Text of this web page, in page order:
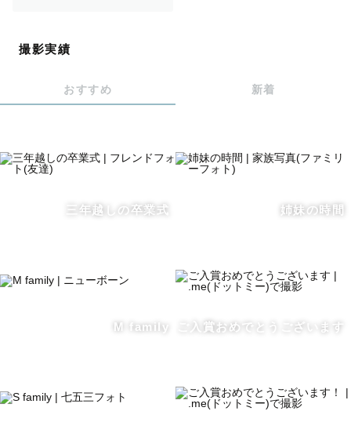
何気ない瞬間を捉えるのが得意で
【神社様での撮影につきまして】
⛩️神社様での撮影は、撮影の可否を事前にご確認お願い
のご依頼に限らせていただいています。
体験になるよう努めていますので、ご了承くださいませ。
撮影実績
おすすめ 新着
三年越しの卒業式 姉妹の時間
M family ご入賞おめでとうございます